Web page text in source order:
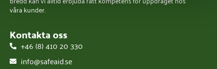
våra kunder.
Kontakta oss
+46 (8) 410 20 330
info@safeaid.se